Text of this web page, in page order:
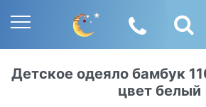
Детское одеяло бамбук
цвет белый